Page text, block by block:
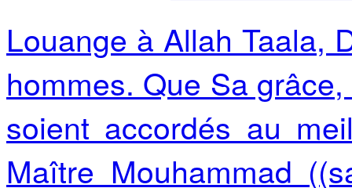
Louange à Allah Taala,
hommes. Que Sa
soient accordés au
Maître Mouhammad